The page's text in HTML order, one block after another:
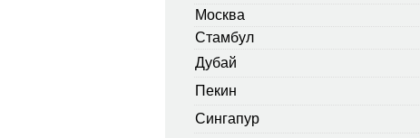
Москва
Стамбул
Дубай
Пекин
Сингапур